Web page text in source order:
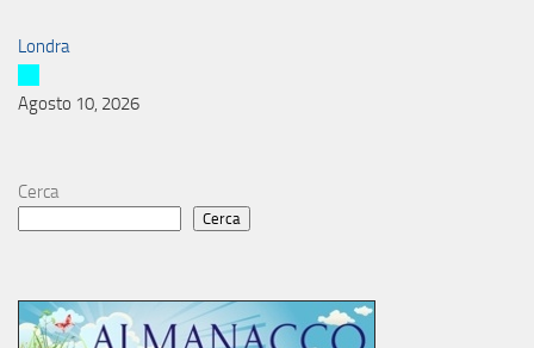
Londra
Agosto 10, 2026
Cerca
Cerca